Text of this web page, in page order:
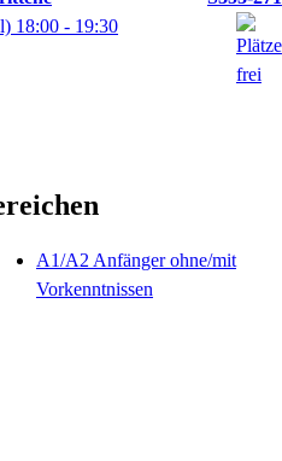
18:00 - 19:30
A1/A2 Anfänger ohne/mit
Vorkenntnissen